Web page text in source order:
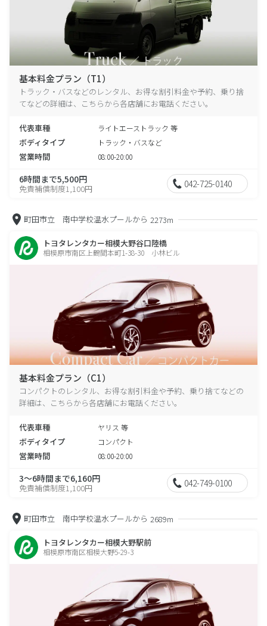
基本料金プラン（T1）
トラック・バスなどのレンタル、お得な割引料金や予約、乗り捨
てなどの詳細は、こちらから各店舗にお電話ください。
代表車種 ライトエーストラック 等
ボディタイプ トラック・バスなど
営業時間 08:00-20:00
6時間まで5,500円
免責補償制度1,100円 042-725-0140
町田市立 南中学校温水プールから 2273m
トヨタレンタカー相模大野谷口陸橋
相模原市南区上鶴間本町1-38-30 小林ビル
基本料金プラン（C1）
コンパクトのレンタル、お得な割引料金や予約、乗り捨てなどの
詳細は、こちらから各店舗にお電話ください。
代表車種 ヤリス 等
ボディタイプ コンパクト
営業時間 08:00-20:00
3～6時間まで6,160円
免責補償制度1,100円 042-749-0100
町田市立 南中学校温水プールから 2689m
トヨタレンタカー相模大野駅前
相模原市南区相模大野5-29-3